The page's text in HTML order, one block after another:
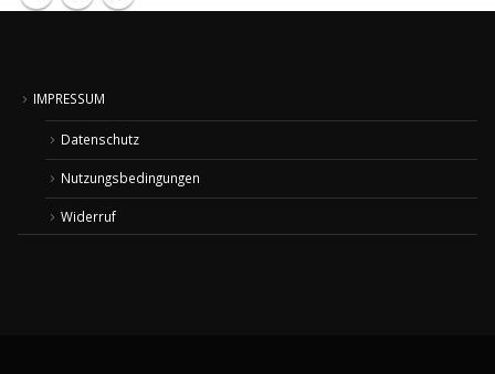
IMPRESSUM
Datenschutz
Nutzungsbedingungen
Widerruf